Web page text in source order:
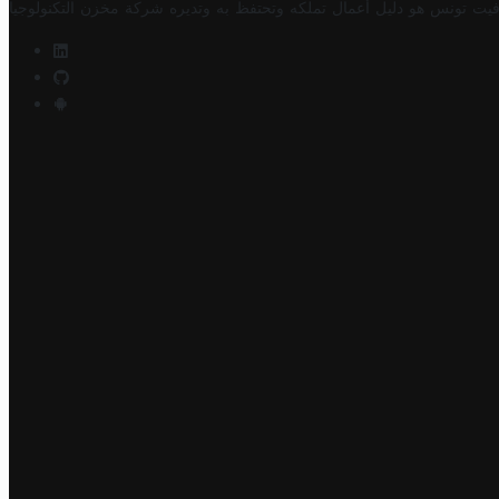
تونس هو دليل أعمال تملكه وتحتفظ به وتديره شركة مخزن التكنولوجيا